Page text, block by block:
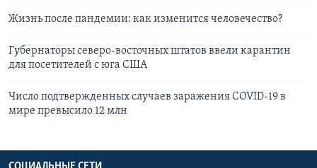
Жизнь после пандемии: как изменится человечество?
Губернаторы северо-восточных штатов ввели карантин
для посетителей с юга США
Число подтвержденных случаев заражения COVID-19 в
мире превысило 12 млн